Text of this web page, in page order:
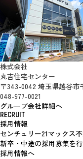
株式会社
丸吉住宅センター
〒343-0042 埼玉県越谷市
048-977-0021
グループ会社詳細へ
RECRUIT
採用情報
センチュリー21マックス不
新卒・中途の採用募集を
採用情報へ